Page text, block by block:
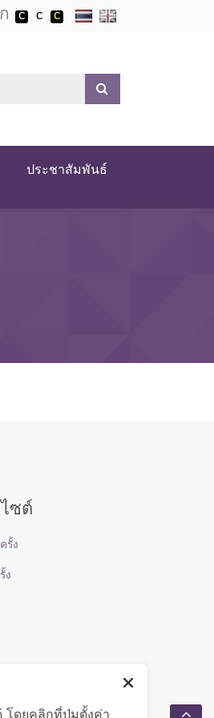
ประชาสัมพันธ์
ซต์
ครั้ง
ง
โดยคลิกที่ปุ่มตั้งค่า